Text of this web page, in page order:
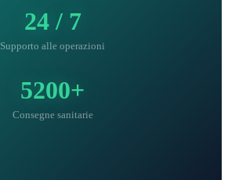
24 / 7
Supporto alle operazioni
5200+
Consegne sanitarie